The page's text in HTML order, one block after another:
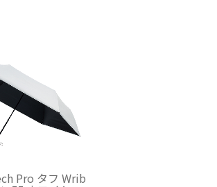
Pro タフ Wrib